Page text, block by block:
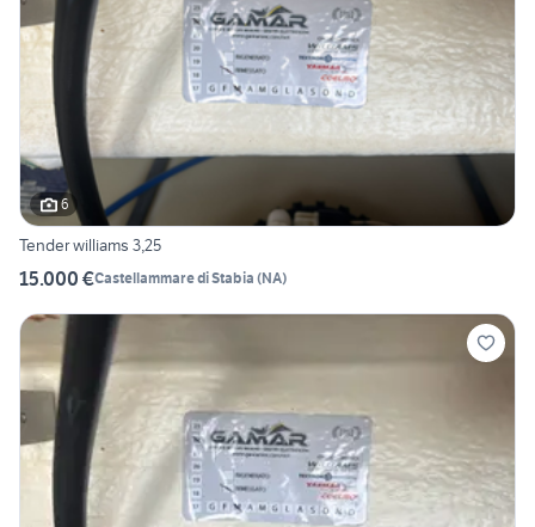
6
Tender williams 3,25
15.000 €Castellammare di Stabia (NA)